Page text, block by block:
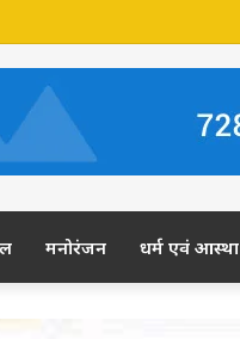
कल डीएम-एसपी से करेंगे शिकायत
मनोरंजन धर्म एवं आस्था